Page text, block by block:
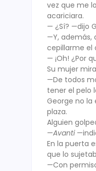
vez que me
acariciara.
— ¿Sí? —dijo
—Y, además,
cepillarme el
— ¡Oh! ¿Por
Su mujer
—De todos
tener el pelo
George no la
plaza.
Alguien
—Avanti
En la puerta
que lo
—Con